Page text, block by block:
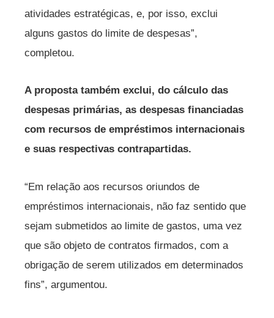
atividades estratégicas, e, por isso, exclui
alguns gastos do limite de despesas”,
completou.
A proposta também exclui, do cálculo das
despesas primárias, as despesas financiadas
com recursos de empréstimos internacionais
e suas respectivas contrapartidas.
“Em relação aos recursos oriundos de
empréstimos internacionais, não faz sentido que
sejam submetidos ao limite de gastos, uma vez
que são objeto de contratos firmados, com a
obrigação de serem utilizados em determinados
fins”, argumentou.